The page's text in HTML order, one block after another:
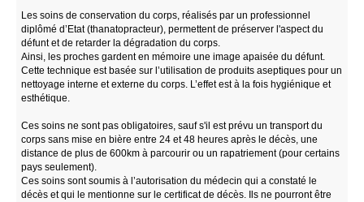
Les soins de conservation du corps, réalisés par un professionnel
diplômé d’Etat (thanatopracteur), permettent de préserver l'aspect du
défunt et de retarder la dégradation du corps.
Ainsi, les proches gardent en mémoire une image apaisée du défunt.
Cette technique est basée sur l’utilisation de produits aseptiques pour un
nettoyage interne et externe du corps. L’effet est à la fois hygiénique et
esthétique.
Ces soins ne sont pas obligatoires, sauf s'il est prévu un transport du
corps sans mise en bière entre 24 et 48 heures après le décès, une
distance de plus de 600km à parcourir ou un rapatriement (pour certains
pays seulement).
Ces soins sont soumis à l’autorisation du médecin qui a constaté le
décès et qui le mentionne sur le certificat de décès. Ils ne pourront être